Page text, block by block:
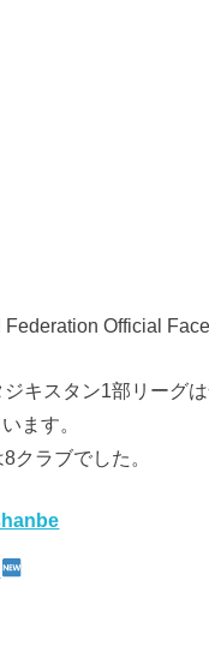
Official
キスタン1部リーグ
ます。
クラブでした。